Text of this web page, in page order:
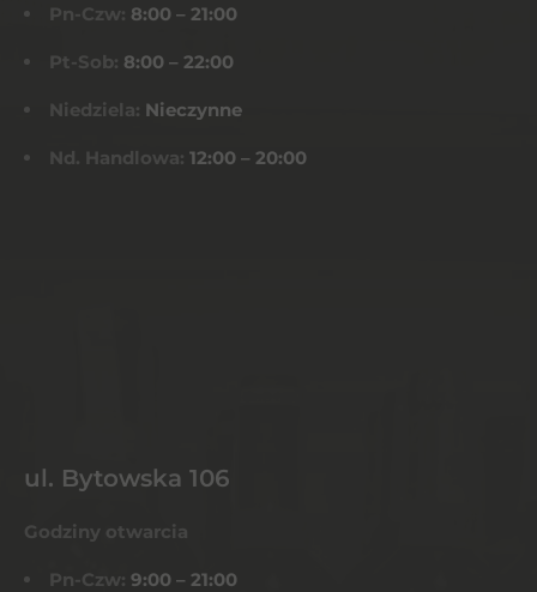
Pn-Czw: 8:00 – 21:00
Pt-Sob: 8:00 – 22:00
Niedziela: Nieczynne
Nd. Handlowa: 12:00 – 20:00
ul. Bytowska 106
Godziny otwarcia
Pn-Czw: 9:00 – 21:00